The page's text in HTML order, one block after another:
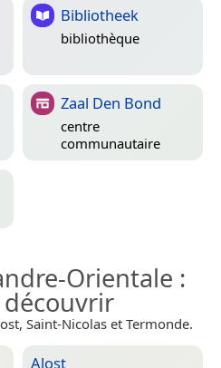
Bibliotheek
bibliothèque
Zaal Den Bond
centre
communautaire
Orientale :
Saint-Nicolas et Termonde.
Alost